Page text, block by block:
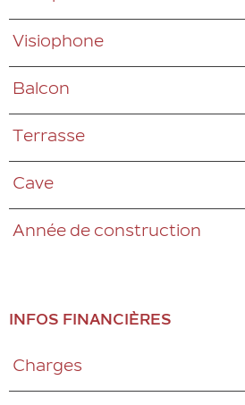
Visiophone
Balcon
Terrasse
Cave
Année de construction
INFOS FINANCIÈRES
Caractéristiques
Charges